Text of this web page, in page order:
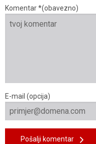
Komentar *(obavezno)
E-mail (opcija)
Pošalji komentar